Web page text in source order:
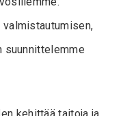
suunnittelemme